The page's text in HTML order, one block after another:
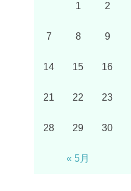
1 2
7 8 9
14 15 16
21 22 23
28 29 30
« 5月